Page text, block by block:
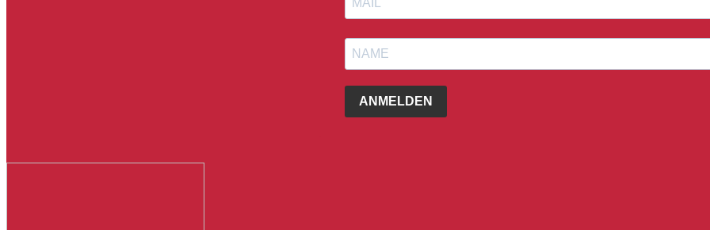
ANMELDEN